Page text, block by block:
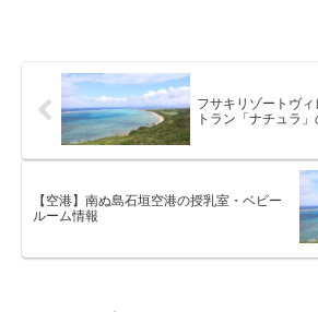
フサキリゾートヴ
トラン「ナチュラ
【空港】南ぬ島石垣空港の授乳室・ベビー
ルーム情報